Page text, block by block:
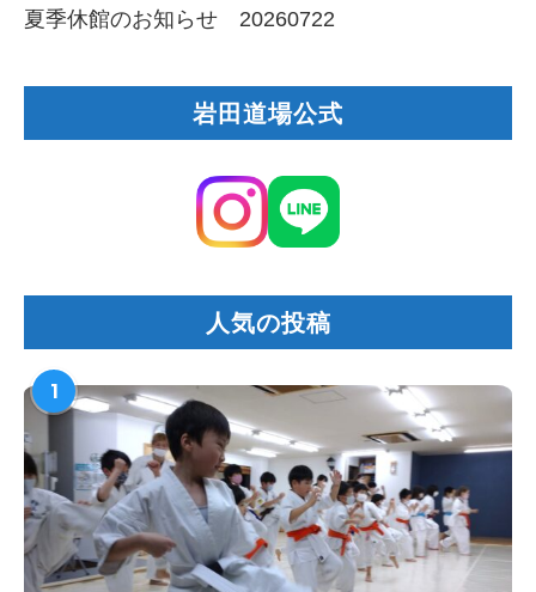
夏季休館のお知らせ 20260722
岩田道場公式
人気の投稿
1